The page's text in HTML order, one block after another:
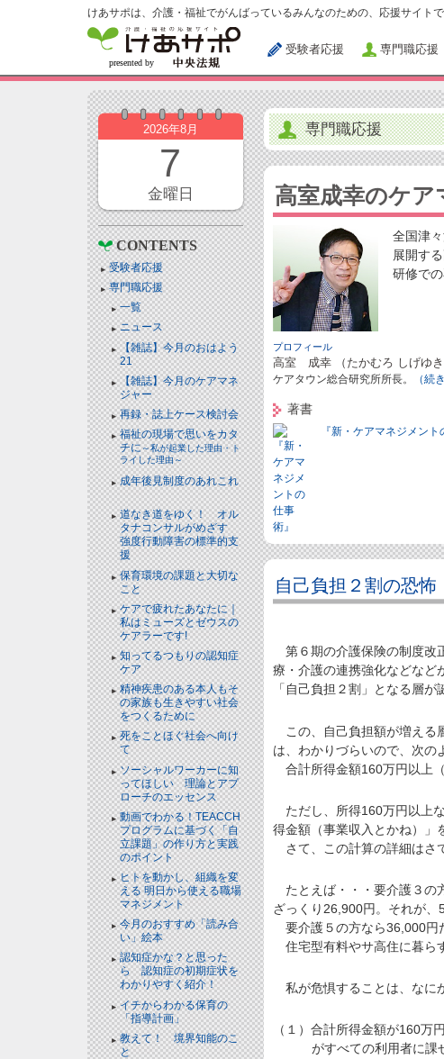
けあサポは、介護・福祉でがんばっているみんなのための、応援サイトで
受験者応援 専門職応援
2026年8月
7
金曜日
CONTENTS
受験者応援
専門職応援
一覧
ニュース
【雑誌】今月のおはよう
21
【雑誌】今月のケアマネ
ジャー
再録・誌上ケース検討会
福祉の現場で思いをカタ
チに～私が起業した理由・ト
ライした理由～
成年後見制度のあれこれ
NEW!
道なき道をゆく！ オル
タナコンサルがめざす
強度行動障害の標準的支
援NEW!
保育環境の課題と大切な
ことNEW!
ケアで疲れたあなたに｜
私はミューズとゼウスの
ケアラーです!NEW!
知ってるつもりの認知症
ケアNEW!
精神疾患のある本人もそ
の家族も生きやすい社会
をつくるためにNEW!
死をことほぐ社会へ向け
てNEW!
ソーシャルワーカーに知
ってほしい 理論とアプ
ローチのエッセンスNEW!
動画でわかる！TEACCH
プログラムに基づく「自
立課題」の作り方と実践
のポイントNEW!
ヒトを動かし、組織を変
える 明日から使える職場
マネジメントNEW!
今月のおすすめ「読み合
い」絵本NEW!
認知症かな？と思った
ら 認知症の初期症状を
わかりやすく紹介！NEW!
イチからわかる保育の
「指導計画」NEW!
教えて！ 境界知能のこ
とNEW!
専門職応援
高室成幸のケ
全国津
展開す
研修で
プロフィール
高室 成幸 （たかむろ しげゆき
ケアタウン総合研究所所長。 （続
著書
『新・ケアマネジメント
自己負担２割の恐怖
第６期の介護保険の制度改
療・介護の連携強化などなど
「自己負担２割」となる層が
この、自己負担額が増える
は、わかりづらいので、次の
合計所得金額160万円以上
ただし、所得160万円以上
得金額（事業収入とかね）」
さて、この計算の詳細はさ
たとえば・・・要介護３の
ざっくり26,900円。それが、
要介護５の方なら36,000円
住宅型有料やサ高住に暮ら
私が危惧することは、なに
（１）合計所得金額が160
がすべての利用者に課